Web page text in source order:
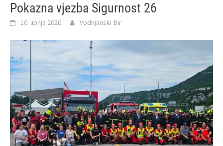
Pokazna vjezba Sigurnost 26
10. lipnja 2026. Vodnjanski Đir